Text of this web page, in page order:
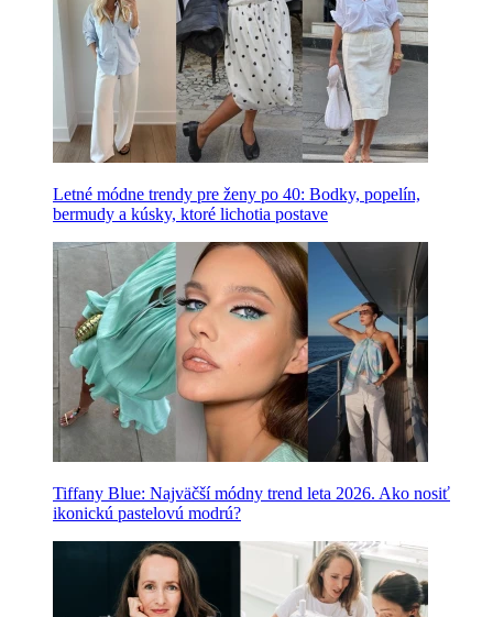
Letné módne trendy pre ženy po 40: Bodky, popelín,
bermudy a kúsky, ktoré lichotia postave
Tiffany Blue: Najväčší módny trend leta 2026. Ako nosiť
ikonickú pastelovú modrú?